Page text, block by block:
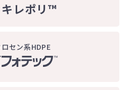
キレポリ™
セン系HDPE